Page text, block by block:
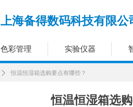
色彩管理 实验仪器
上海备得数码科技有限公
恒温恒湿箱选
ꄲ 恒温恒湿箱选购要点有哪些？